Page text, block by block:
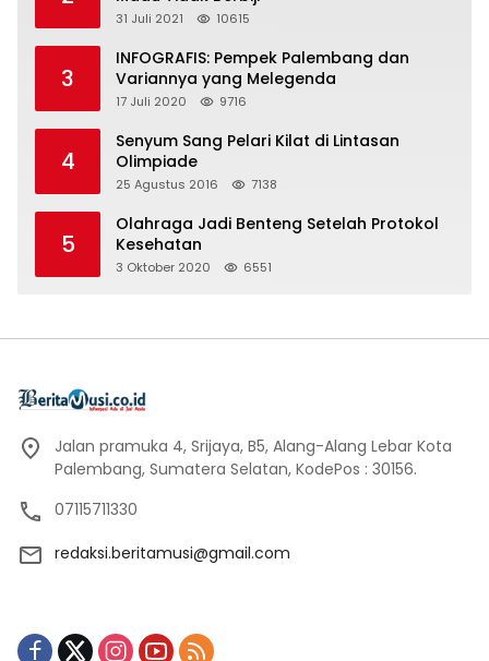
31 Juli 2021 10615
3
INFOGRAFIS: Pempek Palembang dan
Variannya yang Melegenda
17 Juli 2020 9716
4
Senyum Sang Pelari Kilat di Lintasan
Olimpiade
25 Agustus 2016 7138
5
Olahraga Jadi Benteng Setelah Protokol
Kesehatan
3 Oktober 2020 6551
Jalan pramuka 4, Srijaya, B5, Alang-Alang Lebar Kota
Palembang, Sumatera Selatan, KodePos : 30156.
07115711330
redaksi.beritamusi@gmail.com